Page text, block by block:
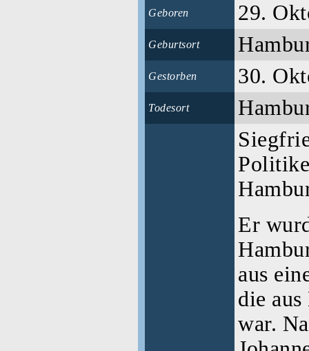
Geboren 29.
Geburtsort
Gestorben 30.
Todesort
Er
aus
die aus
war.